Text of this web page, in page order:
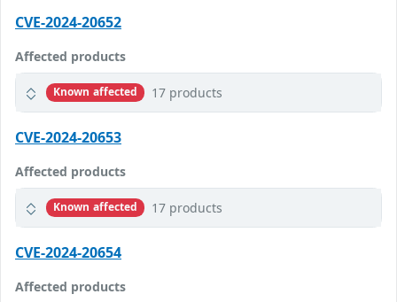
CVE-2024-20652
Affected products
Known affected 17 products
CVE-2024-20653
Affected products
Known affected 17 products
CVE-2024-20654
Affected products